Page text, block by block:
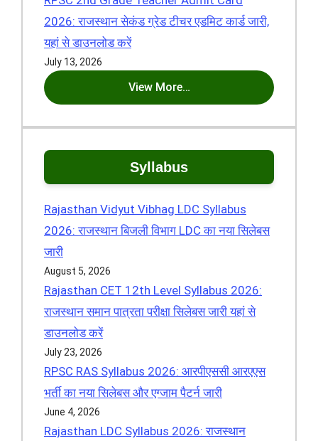
2026: राजस्थान सेकंड ग्रेड टीचर एडमिट कार्ड जारी,
यहां से डाउनलोड करें
July 13, 2026
View More…
Syllabus
Rajasthan Vidyut Vibhag LDC Syllabus
2026: राजस्थान बिजली विभाग LDC का नया सिलेबस
जारी
August 5, 2026
Rajasthan CET 12th Level Syllabus 2026:
राजस्थान समान पात्रता परीक्षा सिलेबस जारी यहां से
डाउनलोड करें
July 23, 2026
RPSC RAS Syllabus 2026: आरपीएससी आरएएस
भर्ती का नया सिलेबस और एग्जाम पैटर्न जारी
June 4, 2026
Rajasthan LDC Syllabus 2026: राजस्थान